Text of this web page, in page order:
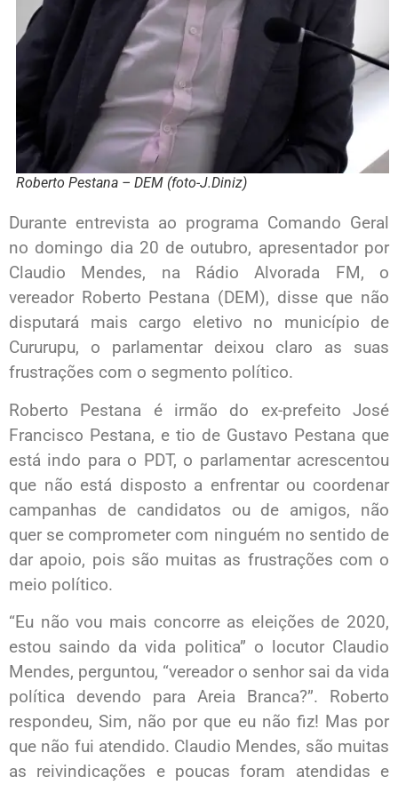
Roberto Pestana – DEM (foto-J.Diniz)
Durante entrevista ao programa Comando Geral
no domingo dia 20 de outubro, apresentador por
Claudio Mendes, na Rádio Alvorada FM, o
vereador Roberto Pestana (DEM), disse que não
disputará mais cargo eletivo no município de
Cururupu, o parlamentar deixou claro as suas
frustrações com o segmento político.
Roberto Pestana é irmão do ex-prefeito José
Francisco Pestana, e tio de Gustavo Pestana que
está indo para o PDT, o parlamentar acrescentou
que não está disposto a enfrentar ou coordenar
campanhas de candidatos ou de amigos, não
quer se comprometer com ninguém no sentido de
dar apoio, pois são muitas as frustrações com o
meio político.
“Eu não vou mais concorre as eleições de 2020,
estou saindo da vida politica” o locutor Claudio
Mendes, perguntou, “vereador o senhor sai da vida
política devendo para Areia Branca?”. Roberto
respondeu, Sim, não por que eu não fiz! Mas por
que não fui atendido. Claudio Mendes, são muitas
as reivindicações e poucas foram atendidas e